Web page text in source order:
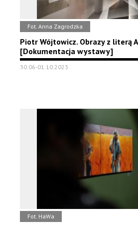
Fot. Anna Zagrodzka
Piotr Wójtowicz. Obrazy z literą
[Dokumentacja wystawy]
30.06-01.10.2023
Fot. HaWa